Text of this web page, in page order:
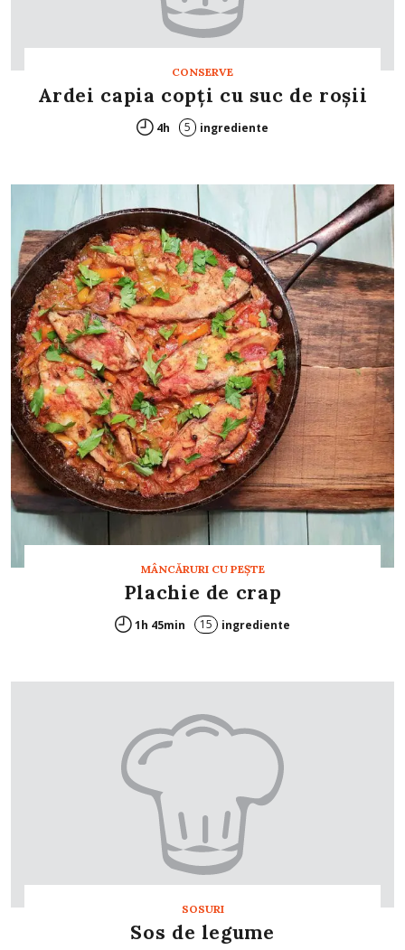
CONSERVE
Ardei capia copţi cu suc de roşii
4h 5 ingrediente
MÂNCĂRURI CU PEŞTE
Plachie de crap
1h 45min 15 ingrediente
SOSURI
Sos de legume